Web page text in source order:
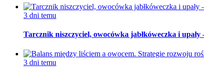
3 dni temu
Tarcznik niszczyciel, owocówka jabłkóweczka i upały
3 dni temu